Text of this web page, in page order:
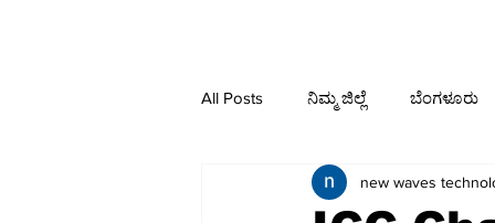
All Posts ನಿಮ್ಮ ಜಿಲ್ಲೆ ಬೆಂಗಳೂರು
ಕ್ರೀಡೆ ಕ್ರಿಕೆಟ್
new waves